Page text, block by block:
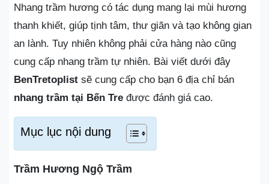
Nhang trầm hương có tác dụng mang lại mùi hương
thanh khiết, giúp tịnh tâm, thư giãn và tạo không gian
an lành. Tuy nhiên không phải cửa hàng nào cũng
cung cấp nhang trầm tự nhiên. Bài viết dưới đây
BenTretoplist sẽ cung cấp cho bạn 6 địa chỉ bán
nhang trầm tại Bến Tre được đánh giá cao.
Mục lục nội dung
Trầm Hương Ngộ Trầm